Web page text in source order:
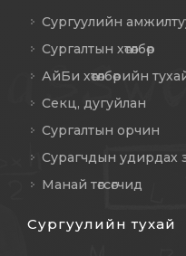
Сургуулийн
Сургалтын хөтөлбөр
АйБи хөтөлбөрийн
Секц, дугуйлан
Сургалтын орчин
Сурагчдын удирдах
Манай төгсөгчид
Сургуулийн тухай